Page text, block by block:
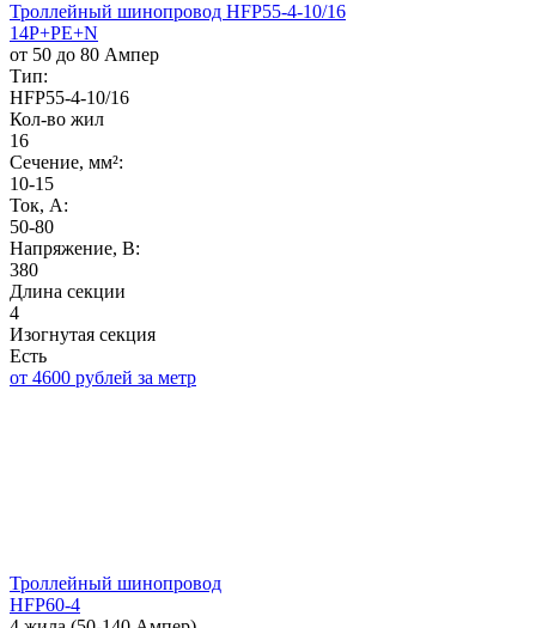
Троллейный шинопровод HFP55-4-10/16
14P+PE+N
от 50 до 80 Ампер
Тип:
HFP55-4-10/16
Кол-во жил
16
Сечение, мм²:
10-15
Ток, А:
50-80
Напряжение, B:
380
Длина секции
4
Изогнутая секция
Есть
от 4600 рублей за метр
Троллейный шинопровод
HFP60-4